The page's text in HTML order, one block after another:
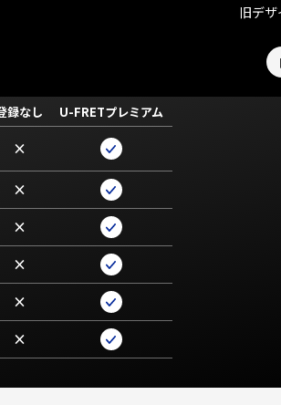
旧デ
録なし U-FRETプレミアム
×
×
×
×
×
×